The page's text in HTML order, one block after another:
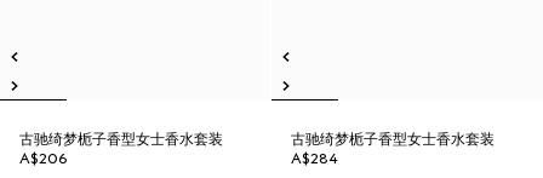
古驰绮梦栀子香型女士香水套装
A$206
古驰绮梦栀子香型女士香水套装
A$284